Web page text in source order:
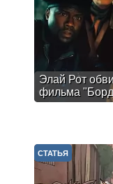
Элай Рот
фильма
СТАТЬЯ